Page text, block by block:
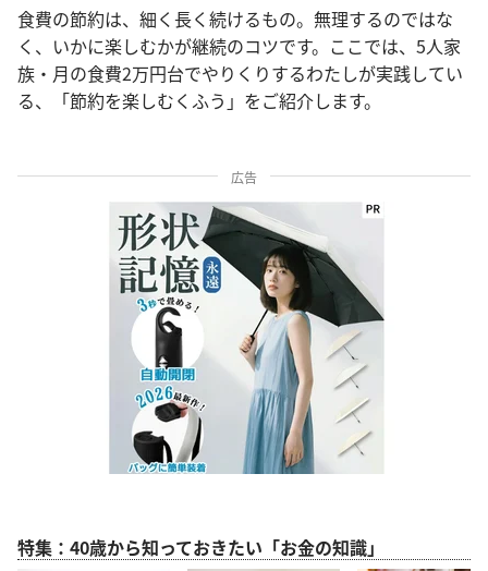
食費の節約は、細く長く続けるもの。無理するのではな
く、いかに楽しむかが継続のコツです。ここでは、5人家
族・月の食費2万円台でやりくりするわたしが実践してい
る、「節約を楽しむくふう」をご紹介します。
広告
特集：40歳から知っておきたい「お金の知識」